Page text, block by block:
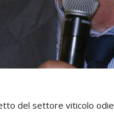
del settore viticolo